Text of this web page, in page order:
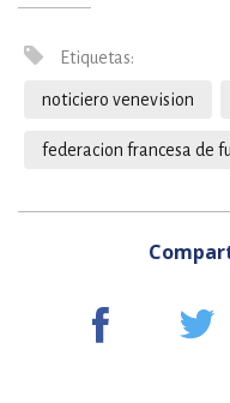
Etiquetas:
noticiero venevision
federacion francesa de